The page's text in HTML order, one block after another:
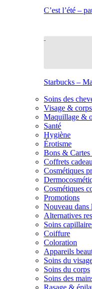
C’est l’été –
Starbucks –
Soins des
Visage & corps
Maquillage &
Santé
Hygiène
Érotisme
Bons & Cartes
Coffrets
Cosmétiques
Cosmétiques
Promotions
Nouveau dans
Alternatives
Soins
Coiffure
Coloration
Appareils
Soins du
Soins du corps
Soins des
Rasage &